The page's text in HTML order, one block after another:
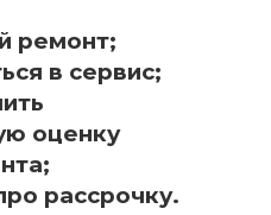
ремонт;
в сервис;
оценку
рассрочку.